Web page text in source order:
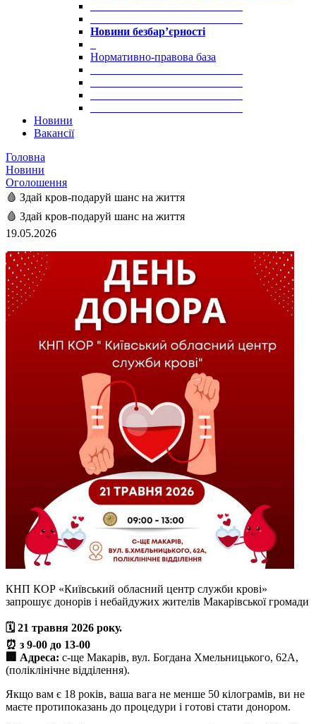
Новини безбар’єрності
Нормативно-правова база
Новини
Вакансії
Головна
Новини
Оголошення
🩸 Здай кров-подаруй шанс на життя
🩸 Здай кров-подаруй шанс на життя
19.05.2026
КНП КОР «Київський обласний центр служби крові»
запрошує донорів і небайдужих жителів Макарівської громади
🗓️ 21 травня 2026 року.
⏰ з 9-00 до 13-00
🏢 Адреса: с-ще Макарів, вул. Богдана Хмельницького, 62А,
(поліклінічне відділення).
Якщо вам є 18 років, ваша вага не менше 50 кілограмів, ви не
маєте протипоказань до процедури і готові стати донором.